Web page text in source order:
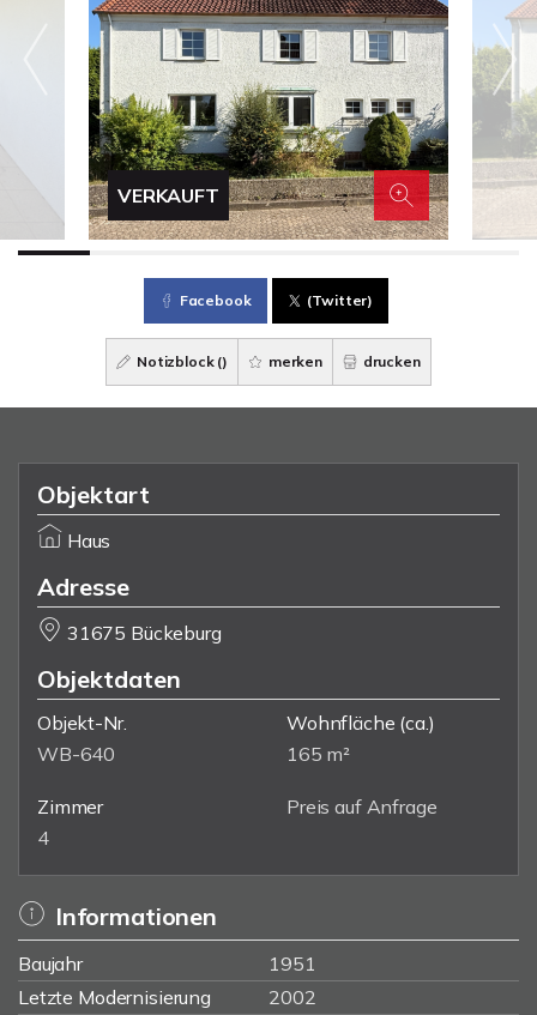
VERKAUFT
Facebook (Twitter)
Notizblock () merken drucken
Objektart
Haus
Adresse
31675 Bückeburg
Objektdaten
Objekt-Nr.
WB-640
Wohnfläche (ca.)
165 m²
Zimmer
4
Preis auf Anfrage
Informationen
Baujahr
1951
Letzte Modernisierung
2002